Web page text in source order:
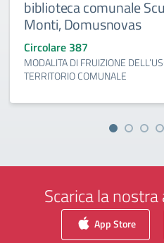
biblioteca comunale
Monti, Domusnovas
Circolare 387
MODALITA DI FRUIZIONE
TERRITORIO COMUNALE
Scarica la
App Store